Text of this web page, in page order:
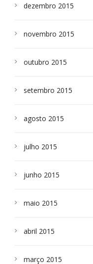
dezembro 2015
novembro 2015
outubro 2015
setembro 2015
agosto 2015
julho 2015
junho 2015
maio 2015
abril 2015
março 2015